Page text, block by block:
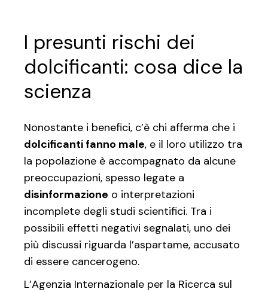
I presunti rischi dei
dolcificanti: cosa dice la
scienza
Nonostante i benefici, c’è chi afferma che i
dolcificanti fanno male, e il loro utilizzo tra
la popolazione è accompagnato da alcune
preoccupazioni, spesso legate a
disinformazione o interpretazioni
incomplete degli studi scientifici. Tra i
possibili effetti negativi segnalati, uno dei
più discussi riguarda l’aspartame, accusato
di essere cancerogeno.
L’Agenzia Internazionale per la Ricerca sul